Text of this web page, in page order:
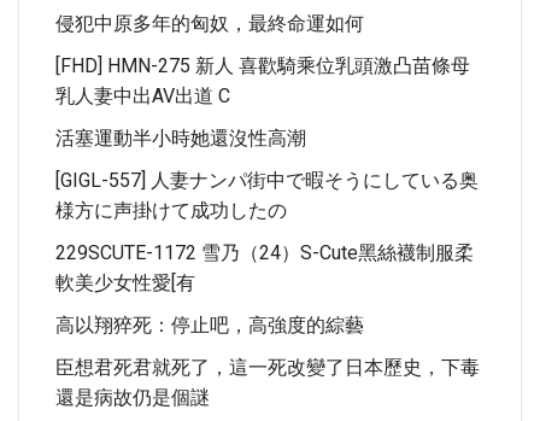
侵犯中原多年的匈奴，最終命運如何
[FHD] HMN-275 新人 喜歡騎乘位乳頭激凸苗條母
乳人妻中出AV出道 C
活塞運動半小時她還沒性高潮
[GIGL-557] 人妻ナンパ街中で暇そうにしている奥
様方に声掛けて成功したの
229SCUTE-1172 雪乃（24）S-Cute黑絲襪制服柔
軟美少女性愛[有
高以翔猝死：停止吧，高強度的綜藝
臣想君死君就死了，這一死改變了日本歷史，下毒
還是病故仍是個謎